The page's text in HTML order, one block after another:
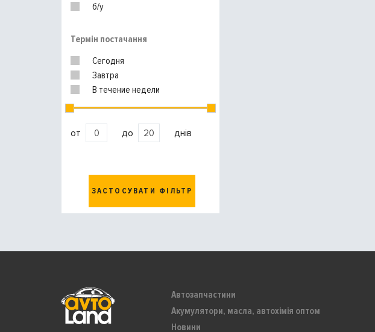
б/у
Термін постачання
Сегодня
Завтра
В течение недели
от до днів
ЗАСТОСУВАТИ ФІЛЬТР
Автозапчастини
Акумулятори, масла, автохімія оптом
Новини